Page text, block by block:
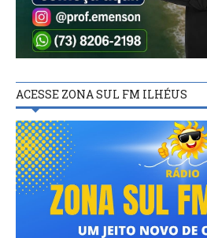
ACESSE ZONA SUL FM ILHÉUS